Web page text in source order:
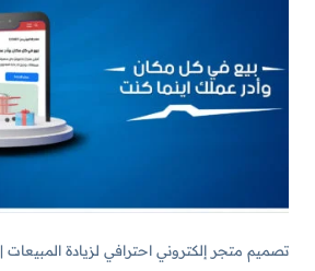
تصميم متجر إلكتروني احترافي لزيادة المبيعات | DEXEF